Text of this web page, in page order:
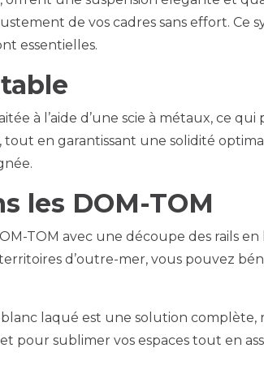
de vos cadres sans effort.
essentielles.
à l’aide d’une scie à métaux, ce
tout en garantissant une solidité
les DOM-TOM
TOM avec une découpe des rails
d’outre-mer, vous pouvez
laqué est une solution
pour sublimer vos espaces tout en